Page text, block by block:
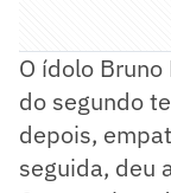
O ídolo
do segundo
depois,
seguida, deu